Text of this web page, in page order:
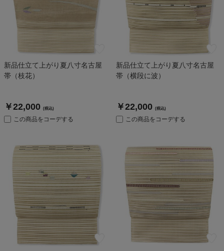
新品仕立て上がり夏八寸名古屋
帯（枝花）
￥22,000 (税込)
この商品をコーデする
新品仕立て上がり夏八寸名古屋
帯（横段に波）
￥22,000 (税込)
この商品をコーデする